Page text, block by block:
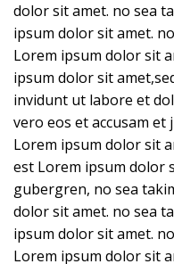
dolor sit amet. no sea
ipsum dolor sit amet.
Lorem ipsum dolor sit
ipsum dolor sit
invidunt ut labore et
vero eos et accusam
Lorem ipsum dolor sit
est Lorem ipsum dolor
gubergren, no sea
dolor sit amet. no sea
ipsum dolor sit amet.
Lorem ipsum dolor sit